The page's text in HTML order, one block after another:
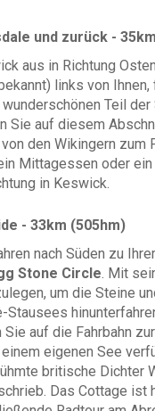
und zurück -
aus in Richtung
links von
Teil
Sie auf diesem
den Wikingern
Mittagessen oder
in Keswick.
- 33km (505hm)
nach Süden zu
Stone Circle. Mit
um die Steine
auf die Fahrbahn
eigenen See
britische
Das Cottage